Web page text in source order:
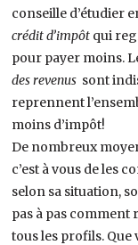
conseille d’étudier
crédit d’impôt qui
pour payer moins.
des revenus sont
reprennent
moins d’impôt!
De nombreux
c’est à vous de les
selon sa situation,
pas à pas
tous les profils. Que